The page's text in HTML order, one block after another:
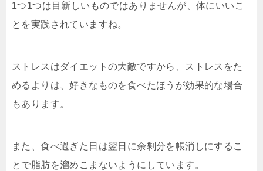
1つ1つは目新しいものではありませんが、体にいいこ
とを実践されていますね。
ストレスはダイエットの大敵ですから、ストレスをた
めるよりは、好きなものを食べたほうが効果的な場合
もあります。
また、食べ過ぎた日は翌日に余剰分を帳消しにするこ
とで脂肪を溜めこまないようにしています。